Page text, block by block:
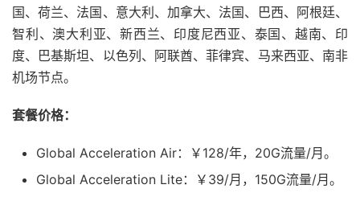
国、荷兰、法国、意大利、加拿大、法国、巴西、阿根廷、
智利、澳大利亚、新西兰、印度尼西亚、泰国、越南、印
度、巴基斯坦、以色列、阿联酋、菲律宾、马来西亚、南非
机场节点。
套餐价格：
Global Acceleration Air：￥128/年，20G流量/月。
Global Acceleration Lite：￥39/月，150G流量/月。